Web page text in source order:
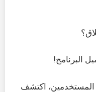
البرنامج!
المستخدمين، اكتشف